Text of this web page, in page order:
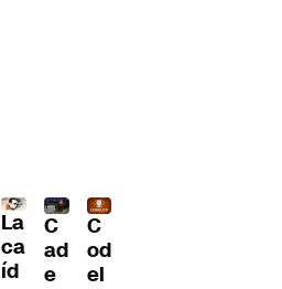
La
ca
íd
C
ad
e
C
od
el